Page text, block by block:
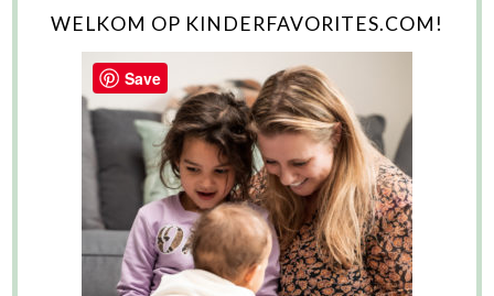
WELKOM OP KINDERFAVORITES.COM!
Save